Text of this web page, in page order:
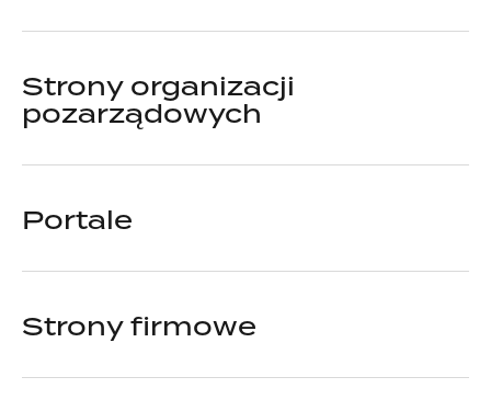
Strony organizacji
pozarządowych
Portale
Strony firmowe